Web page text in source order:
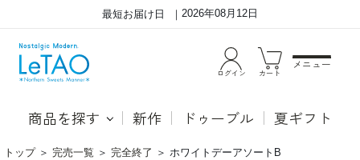
最短お届け日 2026年08月12日
ログイン カート
メニュー
商品を探す 新作 ドゥーブル 夏ギフト
トップ ＞ 完売一覧 ＞ 完全終了 ＞ ホワイトデーアソートB